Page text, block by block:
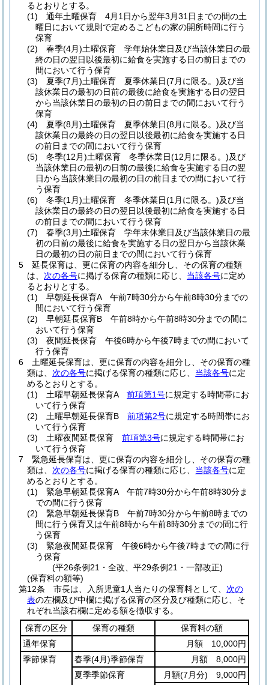
るとおりとする。
(1)
通年土曜保育 4月1日から翌年3月31日までの間の土
曜日において規則で定めるこどもの家の開所時間に行う
保育
(2)
春季(4月)土曜保育 学年始休業日及び当該休業日の最
終の日の翌日以後最初に給食を実施する日の前日までの
間において行う保育
(3)
夏季(7月)土曜保育 夏季休業日(7月に限る。)及び当
該休業日の最初の日前の最後に給食を実施する日の翌日
から当該休業日の最初の日の前日までの間において行う
保育
(4)
夏季(8月)土曜保育 夏季休業日(8月に限る。)及び当
該休業日の最終の日の翌日以後最初に給食を実施する日
の前日までの間において行う保育
(5)
冬季(12月)土曜保育 冬季休業日(12月に限る。)及び
当該休業日の最初の日前の最後に給食を実施する日の翌
日から当該休業日の最初の日の前日までの間において行
う保育
(6)
冬季(1月)土曜保育 冬季休業日(1月に限る。)及び当
該休業日の最終の日の翌日以後最初に給食を実施する日
の前日までの間において行う保育
(7)
春季(3月)土曜保育 学年末休業日及び当該休業日の最
初の日前の最後に給食を実施する日の翌日から当該休業
日の最初の日の前日までの間において行う保育
5
延長保育は、更に保育の内容を細分し、その保育の種類
は、 次の各号に掲げる保育の種類に応じ、 当該各号に定め
るとおりとする。
(1)
早朝延長保育A 午前7時30分から午前8時30分までの
間において行う保育
(2)
早朝延長保育B 午前8時から午前8時30分までの間に
おいて行う保育
(3)
夜間延長保育 午後6時から午後7時までの間において
行う保育
6
土曜延長保育は、更に保育の内容を細分し、その保育の種
類は、 次の各号に掲げる保育の種類に応じ、 当該各号に定
めるとおりとする。
(1)
土曜早朝延長保育A 前項第1号に規定する時間帯にお
いて行う保育
(2)
土曜早朝延長保育B 前項第2号に規定する時間帯にお
いて行う保育
(3)
土曜夜間延長保育 前項第3号に規定する時間帯にお
いて行う保育
7
緊急延長保育は、更に保育の内容を細分し、その保育の種
類は、 次の各号に掲げる保育の種類に応じ、 当該各号に定
めるとおりとする。
(1)
緊急早朝延長保育A 午前7時30分から午前8時30分ま
での間に行う保育
(2)
緊急早朝延長保育B 午前7時30分から午前8時までの
間に行う保育又は午前8時から午前8時30分までの間に行
う保育
(3)
緊急夜間延長保育 午後6時から午後7時までの間に行
う保育
(平26条例21・全改、平29条例21・一部改正)
(保育料の額等)
第12条
市長は、入所児童1人当たりの保育料として、 次の
表の左欄及び中欄に掲げる保育の区分及び種類に応じ、そ
れぞれ当該右欄に定める額を徴収する。
保育の区分
保育の種類
保育料の額
通年保育
月額 10,000円
季節保育
春季(4月)季節保育
月額 8,000円
夏季季節保育
月額(7月分) 9,000円